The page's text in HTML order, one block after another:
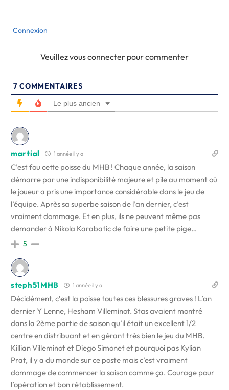
Connexion
Veuillez vous connecter pour commenter
7 COMMENTAIRES
Le plus ancien
martial 1 année il y a
C’est fou cette poisse du MHB ! Chaque année, la saison
démarre par une indisponibilité majeure et pile au moment où
le joueur a pris une importance considérable dans le jeu de
l’équipe. Après sa superbe saison de l’an dernier, c’est
vraiment dommage. Et en plus, ils ne peuvent même pas
demander à Nikola Karabatic de faire une petite pige…
5
steph51MHB 1 année il y a
Décidément, c’est la poisse toutes ces blessures graves ! L’an
dernier Y Lenne, Hesham Villeminot. Stas avaient montré
dans la 2ème partie de saison qu’il était un excellent 1/2
centre en distribuant et en gérant très bien le jeu du MHB.
Killian Villeminot et Diego Simonet et pourquoi pas Kylian
Prat, il y a du monde sur ce poste mais c’est vraiment
dommage de commencer la saison comme ça. Courage pour
l’opération et bon rétablissement.